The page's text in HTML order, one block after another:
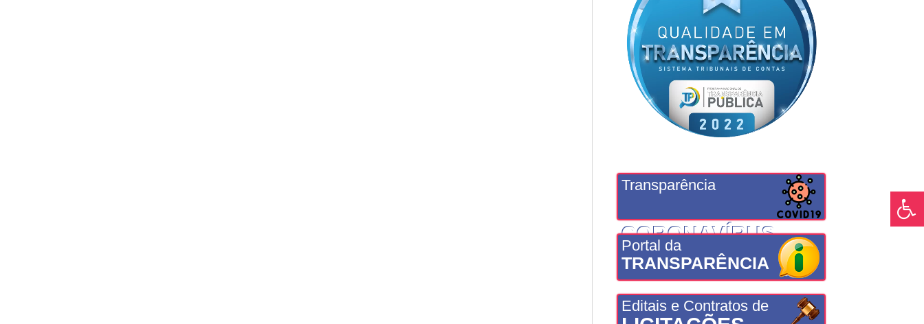
Transparência
CORONAVÍRUS
Portal da
TRANSPARÊNCIA
Editais e Contratos de